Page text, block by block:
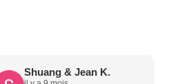
Shuang & Jean K.